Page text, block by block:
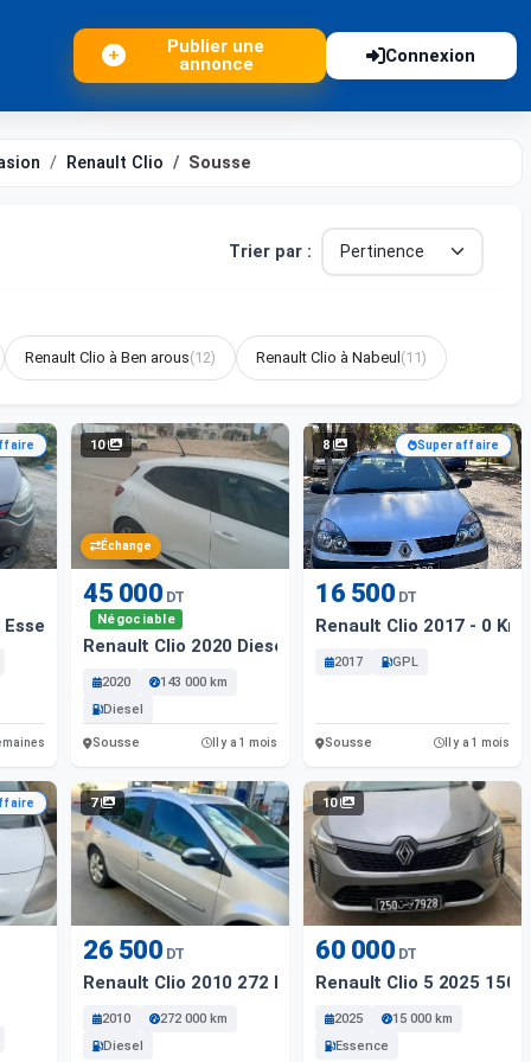
Publier une
annonce
Connexion
Renault Clio Sousse
Trier par :
Renault Clio à Ben arous(12) Renault Clio à Nabeul (11)
10
Échange
45 000 DT
Négociable
Renault Clio 2020 Diesel 143 000 Km Sousse
2020
143 000 km
Diesel
Sousse Il y a 1 mois
8 Super affaire
16 500 DT
Renault Clio 2017 - 0 Km
2017 GPL
Sousse Il y a 1 mois
7
26 500 DT
Renault Clio 2010 272 Km
2010
272 000 km
Diesel
10
60 000 DT
Renault Clio 5 2025
2025
15 000 km
Essence